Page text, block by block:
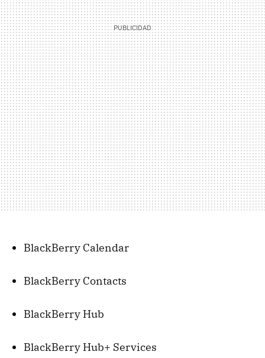
BlackBerry Calendar
BlackBerry Contacts
BlackBerry Hub
BlackBerry Hub+ Services